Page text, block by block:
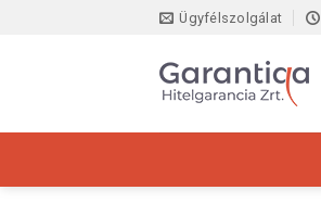
Ügyfélszolgálat